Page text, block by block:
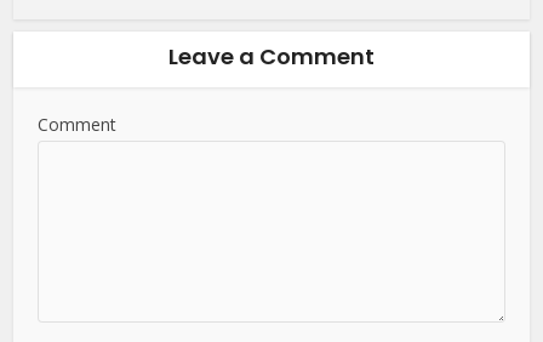
Leave a Comment
Comment